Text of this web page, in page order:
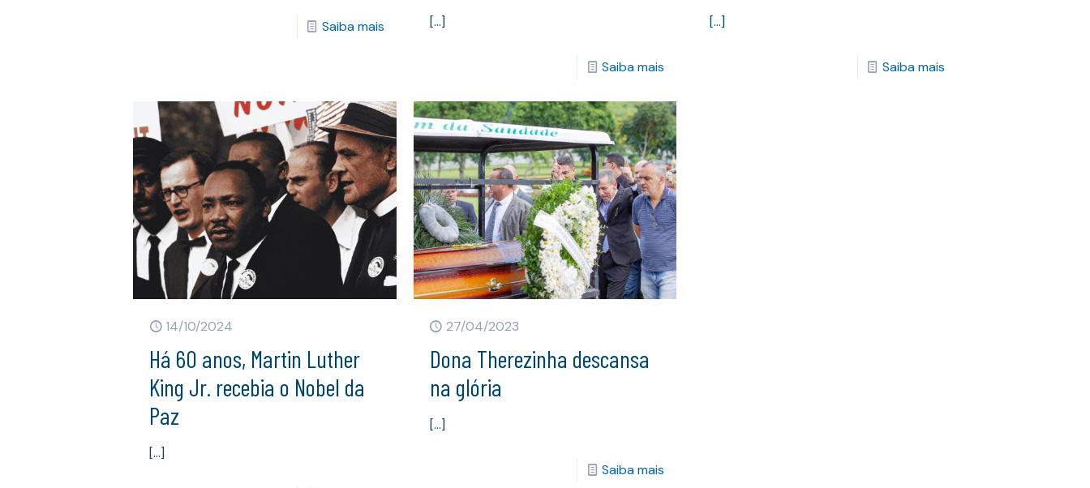
Saiba mais […]
Saiba mais
[…]
Saiba mais
14/10/2024
Há 60 anos, Martin Luther
King Jr. recebia o Nobel da
Paz
[…]
27/04/2023
Dona Therezinha descansa
na glória
[…]
Saiba mais